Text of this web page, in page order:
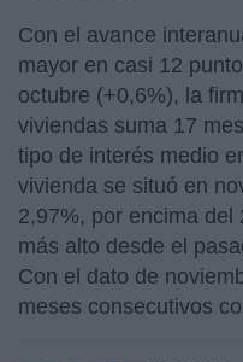
Con el avance
mayor en casi 12
octubre (+0,6%), la
viviendas suma 17
tipo de interés medio
vivienda se situó en
2,97%, por encima del
más alto desde el
Con el dato de
meses consecutivos